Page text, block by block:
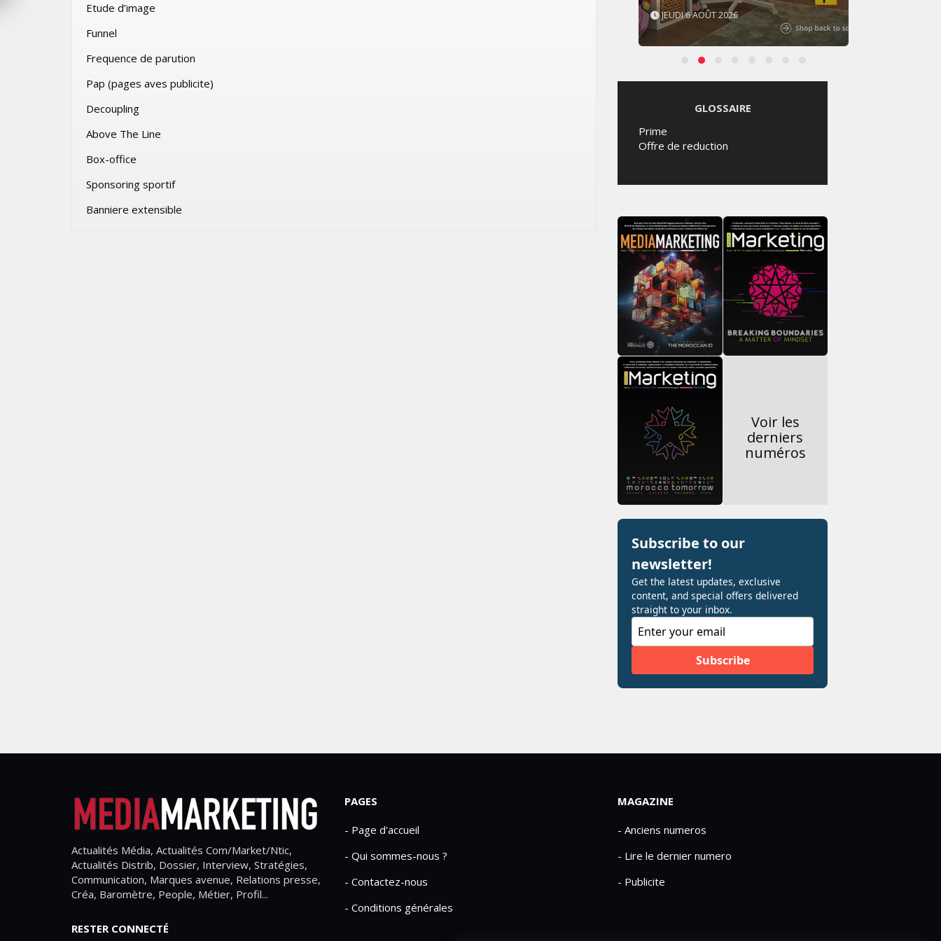
Etude d’image
Funnel
Frequence de parution
Pap (pages aves publicite)
Decoupling
Above The Line
Box-office
Sponsoring sportif
Banniere extensible
JEUDI 6 AOÛT 2026
GLOSSAIRE
Prime
Offre de reduction
Voir les
derniers
numéros
Actualités Média, Actualités Com/Market/Ntic,
Actualités Distrib, Dossier, Interview, Stratégies,
Communication, Marques avenue, Relations presse,
Créa, Baromètre, People, Métier, Profil...
RESTER CONNECTÉ
PAGES
- Page d'accueil
- Qui sommes-nous ?
- Contactez-nous
- Conditions générales
MAGAZINE
- Anciens numeros
- Lire le dernier numero
- Publicite